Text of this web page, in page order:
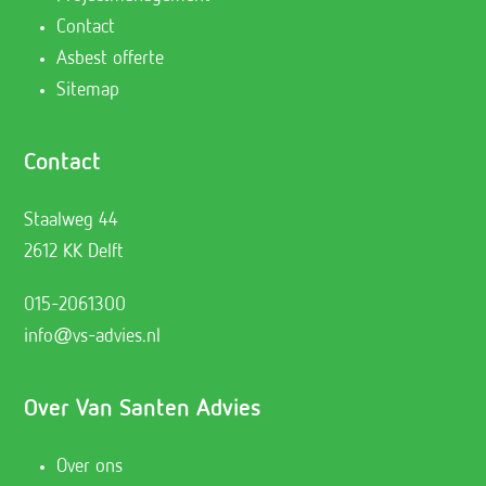
Contact
Asbest offerte
Sitemap
Contact
Staalweg 44
2612 KK Delft
015-2061300
info@vs-advies.nl
Over Van Santen Advies
Over ons